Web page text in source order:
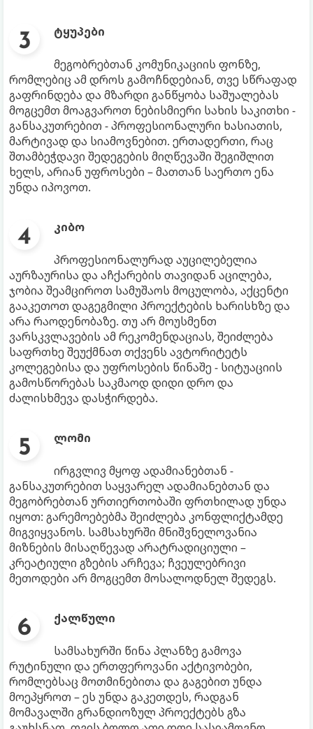
ტყუპები
მეგობრებთან კომუნიკაციის ფონზე,
რომლებიც ამ დროს გამოჩნდებიან, თვე სწრაფად
გაფრინდება და მზარდი განწყობა საშუალებას
მოგცემთ მოაგვაროთ ნებისმიერი სახის საკითხი -
განსაკუთრებით - პროფესიონალური ხასიათის,
მარტივად და სიამოვნებით. ერთადერთი, რაც
შთამბეჭდავი შედეგების მიღწევაში შეგიშლით
ხელს, არიან უფროსები – მათთან საერთო ენა
უნდა იპოვოთ.
კიბო
პროფესიონალურად აუცილებელია
აურზაურისა და აჩქარების თავიდან აცილება,
ჯობია შეამციროთ სამუშაოს მოცულობა, აქცენტი
გააკეთოთ დაგეგმილი პროექტების ხარისხზე და
არა რაოდენობაზე. თუ არ მოუსმენთ
ვარსკვლავების ამ რეკომენდაციას, შეიძლება
საფრთხე შეუქმნათ თქვენს ავტორიტეტს
კოლეგებისა და უფროსების წინაშე - სიტუაციის
გამოსწორებას საკმაოდ დიდი დრო და
ძალისხმევა დასჭირდება.
ლომი
ირგვლივ მყოფ ადამიანებთან -
განსაკუთრებით საყვარელ ადამიანებთან და
მეგობრებთან ურთიერთობაში ფრთხილად უნდა
იყოთ: გარემოებებმა შეიძლება კონფლიქტამდე
მიგვიყვანოს. სამსახურში მნიშვნელოვანია
მიზნების მისაღწევად არატრადიციული –
კრეატიული გზების არჩევა; ჩვეულებრივი
მეთოდები არ მოგცემთ მოსალოდნელ შედეგს.
ქალწული
სამსახურში წინა პლანზე გამოვა
რუტინული და ერთფეროვანი აქტივობები,
რომლებსაც მოთმინებითა და გაგებით უნდა
მოეპყროთ – ეს უნდა გაკეთდეს, რადგან
მომავალში გრანდიოზულ პროექტებს გზა